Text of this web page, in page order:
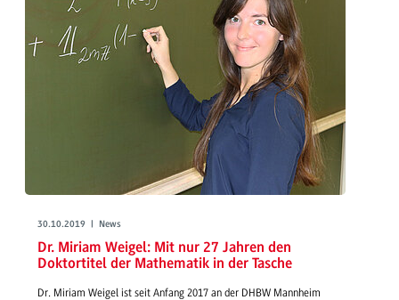
30.10.2019 | News
Dr. Miriam Weigel: Mit nur 27 Jahren den
Doktortitel der Mathematik in der Tasche
Dr. Miriam Weigel ist seit Anfang 2017 an der DHBW Mannheim